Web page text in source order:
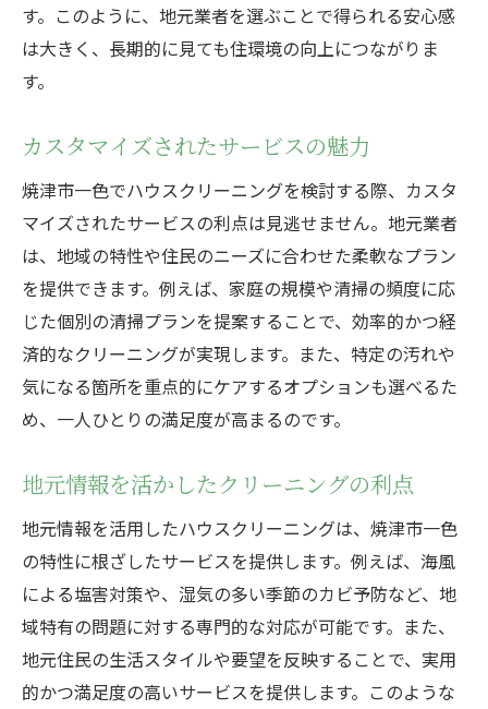
す。このように、地元業者を選ぶことで得られる安心感
は大きく、長期的に見ても住環境の向上につながりま
す。
カスタマイズされたサービスの魅力
焼津市一色でハウスクリーニングを検討する際、カスタ
マイズされたサービスの利点は見逃せません。地元業者
は、地域の特性や住民のニーズに合わせた柔軟なプラン
を提供できます。例えば、家庭の規模や清掃の頻度に応
じた個別の清掃プランを提案することで、効率的かつ経
済的なクリーニングが実現します。また、特定の汚れや
気になる箇所を重点的にケアするオプションも選べるた
め、一人ひとりの満足度が高まるのです。
地元情報を活かしたクリーニングの利点
地元情報を活用したハウスクリーニングは、焼津市一色
の特性に根ざしたサービスを提供します。例えば、海風
による塩害対策や、湿気の多い季節のカビ予防など、地
域特有の問題に対する専門的な対応が可能です。また、
地元住民の生活スタイルや要望を反映することで、実用
的かつ満足度の高いサービスを提供します。このような